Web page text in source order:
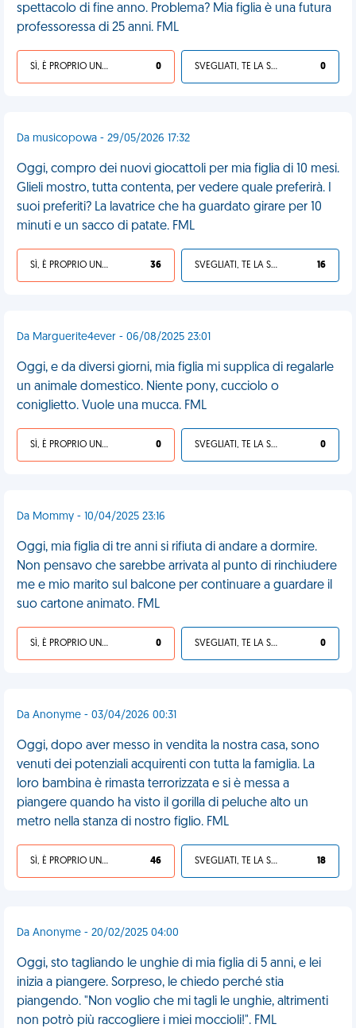
spettacolo di fine anno. Problema? Mia figlia è una futura
professoressa di 25 anni. FML
SÌ, È PROPRIO UNA VDM! 0 SVEGLIATI, TE LA SEI CERCATA! 0
Da musicopowa - 29/05/2026 17:32
Oggi, compro dei nuovi giocattoli per mia figlia di 10 mesi.
Glieli mostro, tutta contenta, per vedere quale preferirà. I
suoi preferiti? La lavatrice che ha guardato girare per 10
minuti e un sacco di patate. FML
SÌ, È PROPRIO UNA VDM! 36 SVEGLIATI, TE LA SEI CERCATA! 16
Da Marguerite4ever - 06/08/2025 23:01
Oggi, e da diversi giorni, mia figlia mi supplica di regalarle
un animale domestico. Niente pony, cucciolo o
coniglietto. Vuole una mucca. FML
SÌ, È PROPRIO UNA VDM! 0 SVEGLIATI, TE LA SEI CERCATA! 0
Da Mommy - 10/04/2025 23:16
Oggi, mia figlia di tre anni si rifiuta di andare a dormire.
Non pensavo che sarebbe arrivata al punto di rinchiudere
me e mio marito sul balcone per continuare a guardare il
suo cartone animato. FML
SÌ, È PROPRIO UNA VDM! 0 SVEGLIATI, TE LA SEI CERCATA! 0
Da Anonyme - 03/04/2026 00:31
Oggi, dopo aver messo in vendita la nostra casa, sono
venuti dei potenziali acquirenti con tutta la famiglia. La
loro bambina è rimasta terrorizzata e si è messa a
piangere quando ha visto il gorilla di peluche alto un
metro nella stanza di nostro figlio. FML
SÌ, È PROPRIO UNA VDM! 46 SVEGLIATI, TE LA SEI CERCATA! 18
Da Anonyme - 20/02/2025 04:00
Oggi, sto tagliando le unghie di mia figlia di 5 anni, e lei
inizia a piangere. Sorpreso, le chiedo perché stia
piangendo. "Non voglio che mi tagli le unghie, altrimenti
non potrò più raccogliere i miei moccioli!". FML